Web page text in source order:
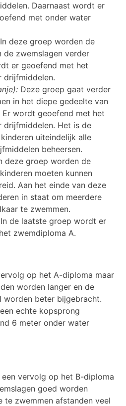
Daarnaast wordt er
met onder water
In deze groep worden de
de zwemslagen verder
er geoefend met het
drijfmiddelen.
Deze groep gaat verder
in het diepe gedeelte van
wordt geoefend met het
drijfmiddelen. Het is de
uiteindelijk alle
beheersen.
deze groep worden de
moeten kunnen
Aan het einde van deze
in staat om meerdere
te zwemmen.
In de laatste groep wordt er
zwemdiploma A.
op het A-diploma maar
worden langer en de
worden beter bijgebracht.
echte kopsprong
6 meter onder water
vervolg op het B-diploma
goed worden
te zwemmen afstanden veel